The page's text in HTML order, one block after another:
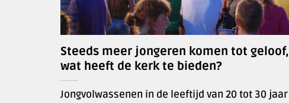
Steeds meer jongeren komen tot geloof,
wat heeft de kerk te bieden?
Jongvolwassenen in de leeftijd van 20 tot 30 jaar